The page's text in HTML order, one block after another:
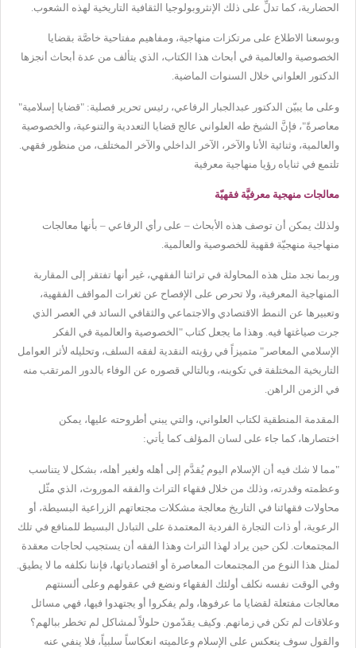
الحضارية، كما تدلِّ على ذلك الإنثروبولوجيا الثقافية التاريخية لهذه الشعوب.
وبوسعنا الاطلاع على مرتكزات منهاجية، ومفاهيم مفتاحية خاصَّة بقضايا
الخصوصية والعالمية في أبحاث هذا الكتاب، الذي يتألف من عدة أبحاث أنجزها
الدكتور العلواني خلال السنوات الماضية.
وعلى ما يبيّن الدكتور عبدالجبار الرفاعي، رئيس تحرير فصلية: "قضايا إسلامية"
معاصرةً"، فإنَّ الشيخ طه العلواني عالج قضايا التعددية والتنوعية، والخصوصية
والعالمية، وثنائية الأنا والآخر، الآخر الداخلي والآخر المختلف، من منظور فقهي.
تلتمع في ثناياه رؤيا منهاجية معرفية
معالجات منهجية معرفيَّة فقهيّة
ولذلك يمكن أن توصف هذه الأبحاث – على رأي الرفاعي – بأنها معالجات
منهاجية منهجيّة فقهية للخصوصية والعالمية.
وربما نجد مثل هذه المحاولة في تراثنا الفقهي، غير أنها تفتقر إلى المقاربة
المنهاجية المعرفية، ولا تحرص على الإفصاح عن ثغرات المواقف الفقهية،
وتعبيرها عن النمط الاقتصادي والاجتماعي والثقافي السائد في العصر الذي
جرت صياغتها فيه. وهذا ما يجعل كتاب "الخصوصية والعالمية في الفكر
الإسلامي المعاصر" متميزاً في رؤيته النقدية لفقه السلف، وتحليله لأثر العوامل
التاريخية المختلفة في تكوينه، وبالتالي قصوره عن الوفاء بالدور المرتقب منه
في الزمن الراهن.
المقدمة المنطقية لكتاب العلواني، والتي يبني أطروحته عليها، يمكن
اختصارها، كما جاء على لسان المؤلف كما يأتي:
"مما لا شك فيه أن الإسلام اليوم يُقدَّم إلى أهله ولغير أهله، بشكل لا يتناسب
وعظمته وقدرته، وذلك من خلال فقهاء التراث والفقه الموروث، الذي مثّل
محاولات فقهائنا في التاريخ معالجة مشكلات مجتعاتهم الزراعية البسيطة، أو
الرعوية، أو ذات التجارة الفردية المعتمدة على التبادل البسيط للمنافع في تلك
المجتمعات. لكن حين يراد لهذا التراث وهذا الفقه أن يستجيب لحاجات معقدة
لمثل هذا النوع من المجتمعات المعاصرة أو اقتصادياتها، فإننا نكلفه ما لا يطيق.
وفي الوقت نفسه نكلف أولئك الفقهاء ونضع في عقولهم وعلى ألسنتهم
معالجات مفتعلة لقضايا ما عرفوها، ولم يفكروا أو يجتهدوا فيها، فهي مسائل
وعلاقات لم تكن في زمانهم. وكيف يقدّمون حلولاً لمشاكل لم تخطر ببالهم؟
والقول سوف ينعكس على الإسلام وعالميته انعكاساً سلبياً، فلا ينفي عنه